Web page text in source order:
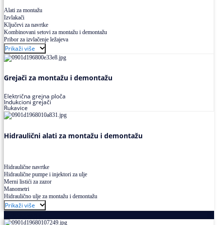
Alati za montažu
Izvlakači
Ključevi za navrtke
Kombinovani setovi za montažu i demontažu
Pribor za izvlačenje ležajeva
Prikaži više
Grejači za montažu i demontažu
Električna grejna ploča
Indukcioni grejači
Rukavice
Hidraulični alati za montažu i demontažu
Hidraulične navrtke
Hidraulične pumpe i injektori za ulje
Merni listići za zazor
Manometri
Hidraulično ulje za montažu i demontažu
Prikaži više